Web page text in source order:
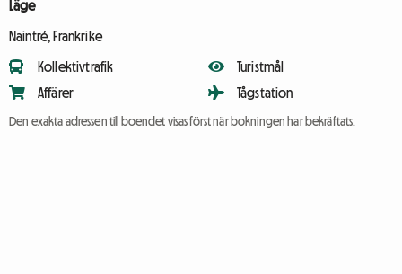
Läge
Naintré, Frankrike
Kollektivtrafik
Affärer
Turistmål
Tågstation
Den exakta adressen till boendet visas först när bokningen har bekräftats.